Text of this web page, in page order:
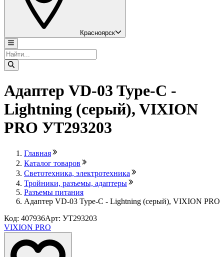
Красноярск
Адаптер VD-03 Type-C -
Lightning (серый), VIXION
PRO УТ293203
Главная
Каталог товаров
Светотехника, электротехника
Тройники, разъемы, адаптеры
Разъемы питания
Адаптер VD-03 Type-C - Lightning (серый), VIXION PRO
Код: 407936Арт: УТ293203
VIXION PRO